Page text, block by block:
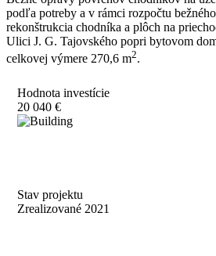
podľa potreby a v rámci rozpočtu
rekonštrukcia chodníka a plôch na
Ulici J. G. Tajovského popri bytovom
celkovej výmere 270,6 m2.
Hodnota investície
20 040 €
Stav projektu
Zrealizované 2021